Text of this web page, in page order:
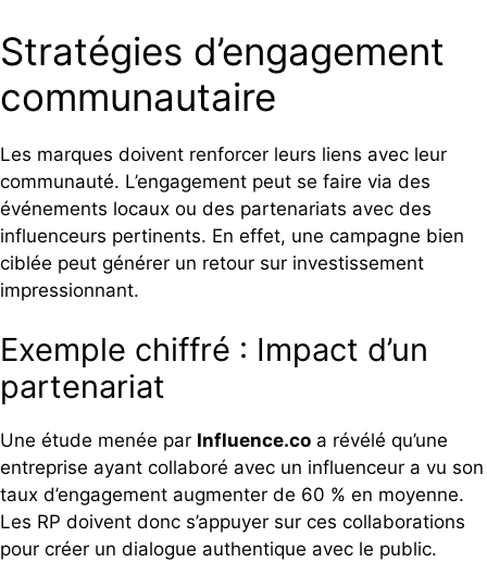
Stratégies d’engagement
communautaire
Les marques doivent renforcer leurs liens avec leur
communauté. L’engagement peut se faire via des
événements locaux ou des partenariats avec des
influenceurs pertinents. En effet, une campagne bien
ciblée peut générer un retour sur investissement
impressionnant.
Exemple chiffré : Impact d’un
partenariat
Une étude menée par Influence.co a révélé qu’une
entreprise ayant collaboré avec un influenceur a vu son
taux d’engagement augmenter de 60 % en moyenne.
Les RP doivent donc s’appuyer sur ces collaborations
pour créer un dialogue authentique avec le public.